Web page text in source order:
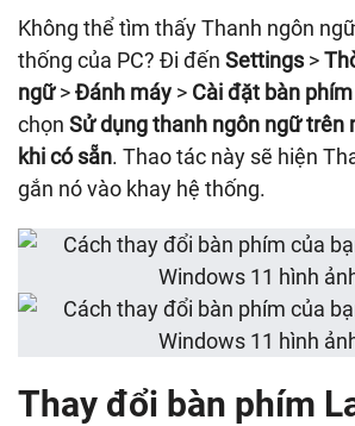
Không thể tìm thấy Thanh ngôn
thống của PC? Đi đến Settings >
ngữ>Đánh máy > Cài đặt bàn
chọn Sử dụng thanh ngôn ngữ trên
khi có sẵn. Thao tác này sẽ hiện
gắn nó vào khay hệ thống.
Thay đổi bàn phím